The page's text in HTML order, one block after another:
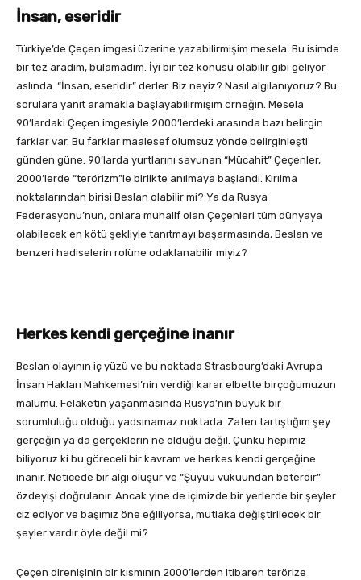
İnsan, eseridir
Türkiye’de Çeçen imgesi üzerine yazabilirmişim mesela. Bu isimde
bir tez aradım, bulamadım. İyi bir tez konusu olabilir gibi geliyor
aslında. “İnsan, eseridir” derler. Biz neyiz? Nasıl algılanıyoruz? Bu
sorulara yanıt aramakla başlayabilirmişim örneğin. Mesela
90’lardaki Çeçen imgesiyle 2000’lerdeki arasında bazı belirgin
farklar var. Bu farklar maalesef olumsuz yönde belirginleşti
günden güne. 90’larda yurtlarını savunan “Mücahit” Çeçenler,
2000’lerde “terörizm”le birlikte anılmaya başlandı. Kırılma
noktalarından birisi Beslan olabilir mi? Ya da Rusya
Federasyonu’nun, onlara muhalif olan Çeçenleri tüm dünyaya
olabilecek en kötü şekliyle tanıtmayı başarmasında, Beslan ve
benzeri hadiselerin rolüne odaklanabilir miyiz?
Herkes kendi gerçeğine inanır
Beslan olayının iç yüzü ve bu noktada Strasbourg’daki Avrupa
İnsan Hakları Mahkemesi’nin verdiği karar elbette birçoğumuzun
malumu. Felaketin yaşanmasında Rusya’nın büyük bir
sorumluluğu olduğu yadsınamaz noktada. Zaten tartıştığım şey
gerçeğin ya da gerçeklerin ne olduğu değil. Çünkü hepimiz
biliyoruz ki bu göreceli bir kavram ve herkes kendi gerçeğine
inanır. Neticede bir algı oluşur ve “Şüyuu vukuundan beterdir”
özdeyişi doğrulanır. Ancak yine de içimizde bir yerlerde bir şeyler
cız ediyor ve başımız öne eğiliyorsa, mutlaka değiştirilecek bir
şeyler vardır öyle değil mi?
Çeçen direnişinin bir kısmının 2000’lerden itibaren terörize